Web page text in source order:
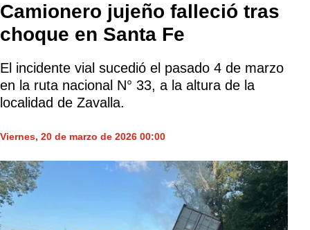
Camionero jujeño falleció tras
choque en Santa Fe
El incidente vial sucedió el pasado 4 de marzo
en la ruta nacional N° 33, a la altura de la
localidad de Zavalla.
Viernes, 20 de marzo de 2026 00:00